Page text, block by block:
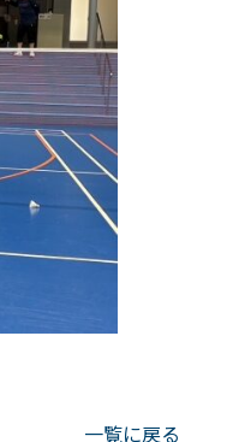
一覧に戻る